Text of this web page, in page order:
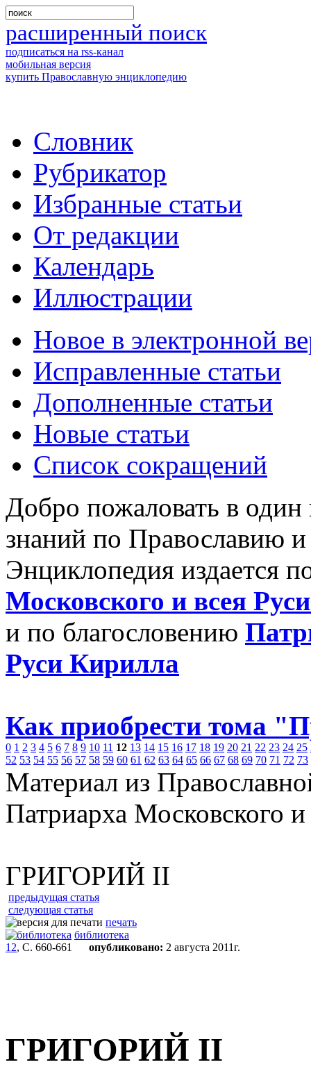
расширенный поиск
подписаться на rss-канал
мобильная версия
купить Православную энциклопедию
Словник
Рубрикатор
Избранные статьи
От редакции
Календарь
Иллюстрации
Новое в электронной
Исправленные статьи
Дополненные статьи
Новые статьи
Список сокращений
Добро пожаловать в
знаний по Православию
Энциклопедия издается
Московского и всея
и по благословению
Руси Кирилла
Как приобрести тома
0 1 2 3 4 5 6 7 8 9 10 11 12 13 14 15 16 17 18 19 20 21 22 23 24 25
52 53 54 55 56 57 58 59 60 61 62 63 64 65 66 67 68 69 70 71 72 73
Материал из
Патриарха Московского
ГРИГОРИЙ II
предыдущая статья
следующая статья
печать
библиотека
12, С. 660-661 опубликовано: 2 августа 2011г.
ГРИГОРИЙ II